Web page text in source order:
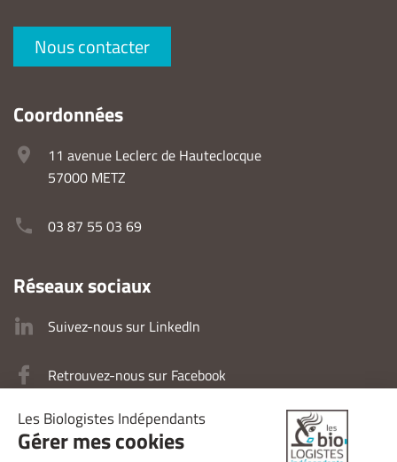
Nous contacter
Coordonnées
11 avenue Leclerc de Hauteclocque
57000 METZ
03 87 55 03 69
Réseaux sociaux
Suivez-nous sur LinkedIn
Retrouvez-nous sur Facebook
Retrouvez-nous sur Instagram